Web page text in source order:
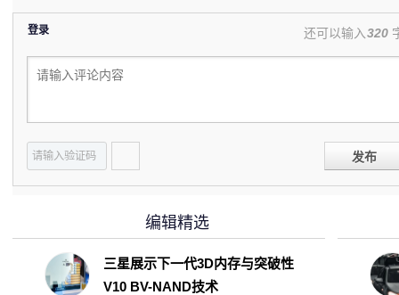
登录 还可以输入320
发布
编辑精选
三星展示下一代3D内存与突破性
V10 BV-NAND技术